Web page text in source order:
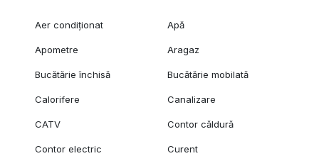
Aer condiționat Apă
Apometre Aragaz
Bucătărie închisă Bucătărie mobilată
Calorifere Canalizare
CATV Contor căldură
Contor electric Curent